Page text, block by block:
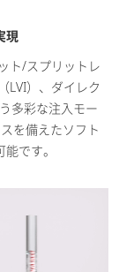
現
ト/スプリットレ
LVI）、ダイレク
多彩な注入モー
を備えたソフト
です。